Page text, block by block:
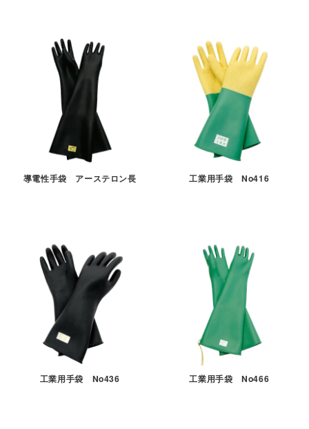
導電性手袋 アーステロン長 工業用手袋 No416
工業用手袋 No436 工業用手袋 No466